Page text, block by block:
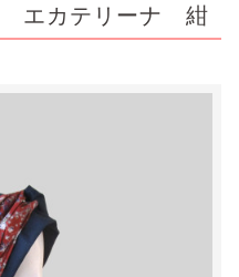
エカテリーナ 紺